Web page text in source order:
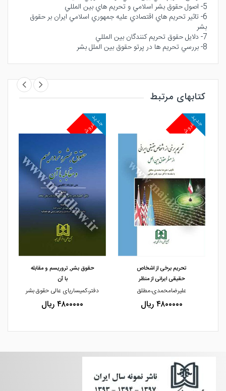
5- اصول حقوق بشر اسلامي و تحريم هاي بين المللي
6- تاثير تحريم هاي اقتصادي عليه جمهوري اسلامي ايران بر حقوق
بشر
7- دلايل حقوق تحريم كنندگان بين المللي
8- بررسي تحريم ها در پرتو حقوق بين الملل بشر
کتابهای مرتبط
مشاهده و خرید
پرفروش
جدید
تحریم برخی از اشخاص
حقیقی ایرانی از منظر
علیرضامحمدی،مطلق
۴۸۰۰۰۰۰ ریال
پرفروش
جدید
حقوق بشر, تروریسم و مقابله
با آن
دفتر،کمیساریای عالی حقوق بشر
۴۸۰۰۰۰۰ ریال